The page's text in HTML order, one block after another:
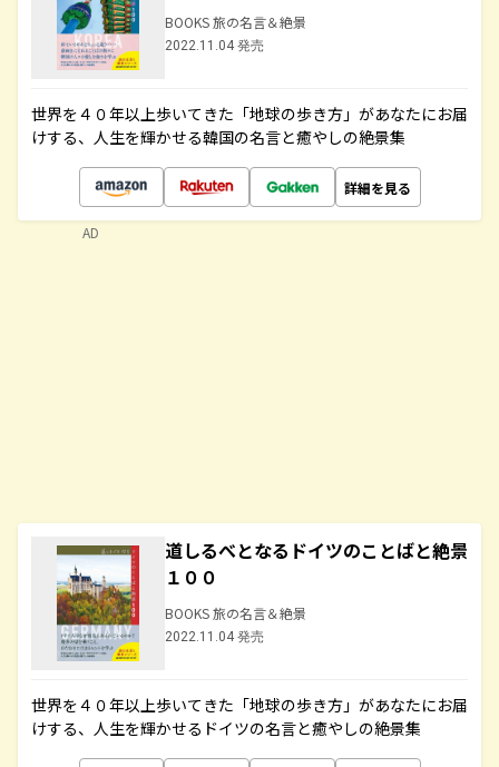
BOOKS 旅の名言＆絶景
2022.11.04 発売
世界を４０年以上歩いてきた「地球の歩き方」があなたにお届
けする、人生を輝かせる韓国の名言と癒やしの絶景集
詳細を見る
道しるべとなるドイツのことばと絶景
１００
BOOKS 旅の名言＆絶景
2022.11.04 発売
世界を４０年以上歩いてきた「地球の歩き方」があなたにお届
けする、人生を輝かせるドイツの名言と癒やしの絶景集
AD